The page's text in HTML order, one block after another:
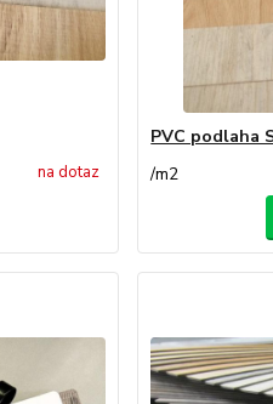
na dotaz
PVC podlaha
/m2